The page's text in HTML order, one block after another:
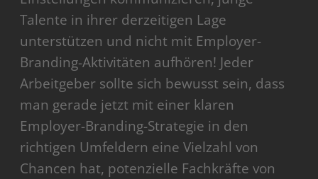
Talente in ihrer derzeitigen Lage
unterstützen und nicht mit Employer-
Branding-Aktivitäten aufhören! Jeder
Arbeitgeber sollte sich bewusst sein, dass
man gerade jetzt mit einer klaren
Employer-Branding-Strategie in den
richtigen Umfeldern eine Vielzahl von
Chancen hat, potenzielle Fachkräfte von